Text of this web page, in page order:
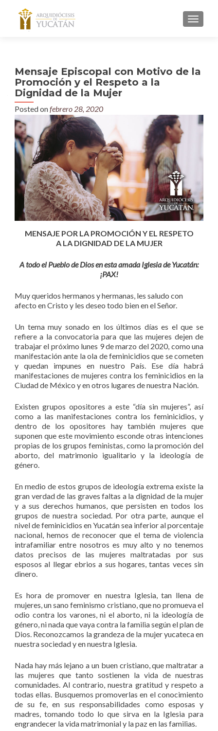
MENU
Mensaje Episcopal con Motivo de la
Promoción y el Respeto a la
Dignidad de la Mujer
Posted onfebrero 28, 2020
MENSAJE POR LA PROMOCIÓN Y EL RESPETO
A LA DIGNIDAD DE LA MUJER
A todo el Pueblo de Dios en esta amada Iglesia de Yucatán:
¡PAX!
Muy queridos hermanos y hermanas, les saludo con
afecto en Cristo y les deseo todo bien en el Señor.
Un tema muy sonado en los últimos días es el que se
refiere a la convocatoria para que las mujeres dejen de
trabajar el próximo lunes 9 de marzo del 2020, como una
manifestación ante la ola de feminicidios que se cometen
y quedan impunes en nuestro País. Ese día habrá
manifestaciones de mujeres contra los feminicidios en la
Ciudad de México y en otros lugares de nuestra Nación.
Existen grupos opositores a este “día sin mujeres”, así
como a las manifestaciones contra los feminicidios, y
dentro de los opositores hay también mujeres que
suponen que este movimiento esconde otras intenciones
propias de los grupos feministas, como la promoción del
aborto, del matrimonio igualitario y la ideología de
género.
En medio de estos grupos de ideología extrema existe la
gran verdad de las graves faltas a la dignidad de la mujer
y a sus derechos humanos, que persisten en todos los
grupos de nuestra sociedad. Por otra parte, aunque el
nivel de feminicidios en Yucatán sea inferior al porcentaje
nacional, hemos de reconocer que el tema de violencia
intrafamiliar entre nosotros es muy alto y no tenemos
datos precisos de las mujeres maltratadas por sus
esposos al llegar ebrios a sus hogares, tantas veces sin
dinero.
Es hora de promover en nuestra Iglesia, tan llena de
mujeres, un sano feminismo cristiano, que no promueva el
odio contra los varones, ni el aborto, ni la ideología de
género, ni nada que vaya contra la familia según el plan de
Dios. Reconozcamos la grandeza de la mujer yucateca en
nuestra sociedad y en nuestra Iglesia.
Nada hay más lejano a un buen cristiano, que maltratar a
las mujeres que tanto sostienen la vida de nuestras
comunidades. Al contrario, nuestra gratitud y respeto a
todas ellas. Busquemos promoverlas en el conocimiento
de su fe, en sus responsabilidades como esposas y
madres, tomando todo lo que sirva en la Iglesia para
engrandecer la vida matrimonial y la paz en las familias.